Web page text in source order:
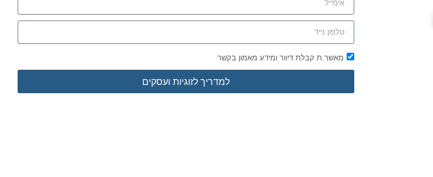
מאשר.ת קבלת דיוור ומידע מאמון בקשר
למדריך לזוגיות ועסקים